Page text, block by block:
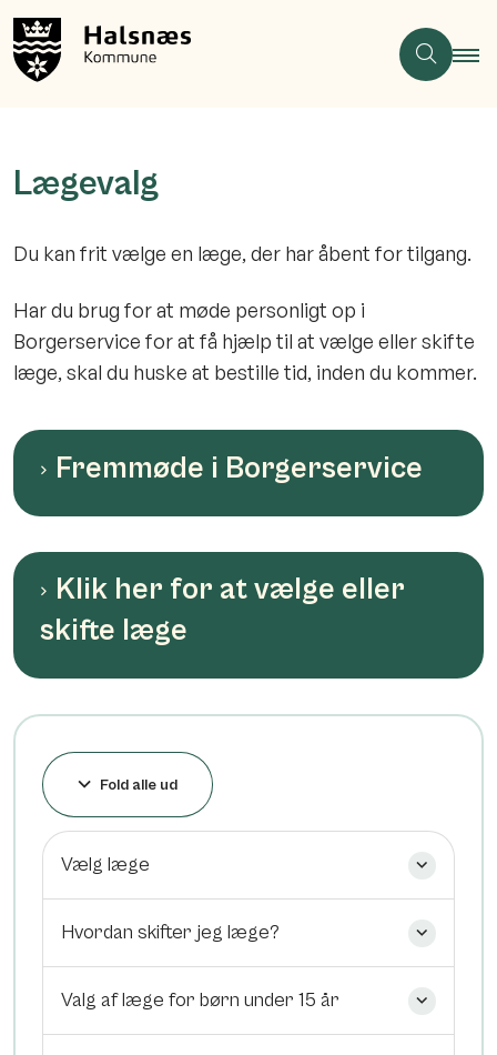
Lægevalg
Du kan frit vælge en læge, der har åbent for tilgang.
Har du brug for at møde personligt op i
Borgerservice for at få hjælp til at vælge eller skifte
læge, skal du huske at bestille tid, inden du kommer.
Fremmøde i Borgerservice
Klik her for at vælge eller
skifte læge
Fold alle ud
Vælg læge
Hvordan skifter jeg læge?
Valg af læge for børn under 15 år